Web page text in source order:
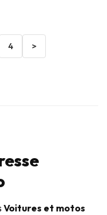
4 >
Voitures et motos